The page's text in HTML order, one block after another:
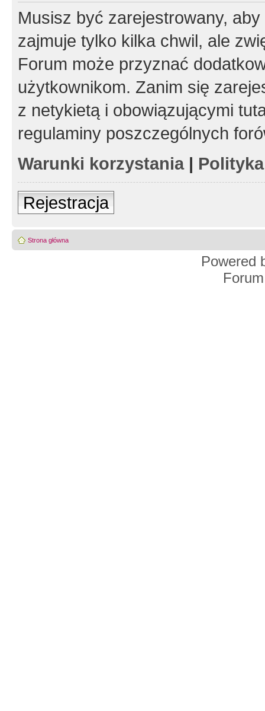
Musisz być zarejestrowany,
zajmuje tylko kilka chwil, ale
Forum może przyznać
użytkownikom. Zanim się
z netykietą i obowiązującymi
regulaminy poszczególnych
Warunki korzystania|
Rejestracja
Strona główna
Powered